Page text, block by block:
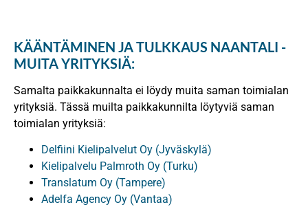
KÄÄNTÄMINEN JA TULKKAUS NAANTALI -
MUITA YRITYKSIÄ:
Samalta paikkakunnalta ei löydy muita saman toimialan
yrityksiä. Tässä muilta paikkakunnilta löytyviä saman
toimialan yrityksiä:
Delfiini Kielipalvelut Oy (Jyväskylä)
Kielipalvelu Palmroth Oy (Turku)
Translatum Oy (Tampere)
Adelfa Agency Oy (Vantaa)